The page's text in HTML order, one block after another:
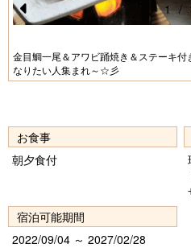
Pr
e
vi
u
s
金目鯛一尾＆アワビ踊焼き＆ステーキ
なりたい人集まれ～☆彡
1 /
お食事
朝夕食付
宿泊可能期間
2022/09/04 ～ 2027/02/28